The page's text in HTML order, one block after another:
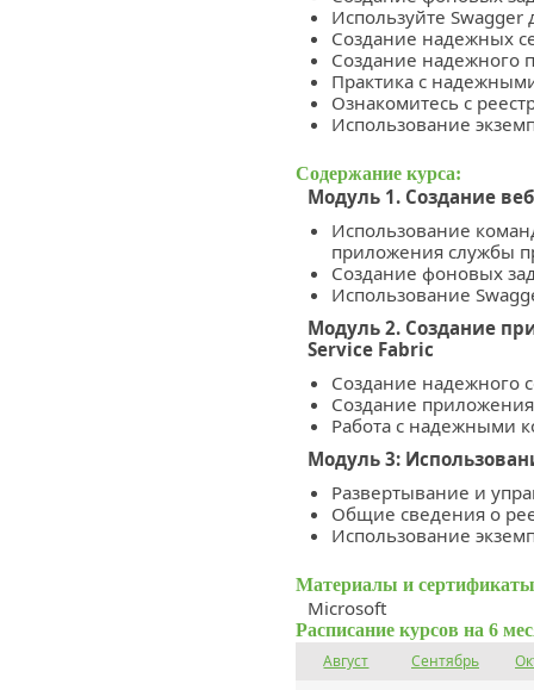
Используйте
Создание надежных
Создание надежного
Практика с
Ознакомитесь с
Использование
Содержание курса:
Модуль 1. Создание
Использование
приложения службы
Создание фоновых
Использование
Модуль 2. Создание
Service Fabric
Создание надежного
Создание
Работа с надежными
Модуль 3:
Развертывание и
Общие сведения о
Использование
Материалы и
Microsoft
Расписание курсов на 6
Август Сентябрь